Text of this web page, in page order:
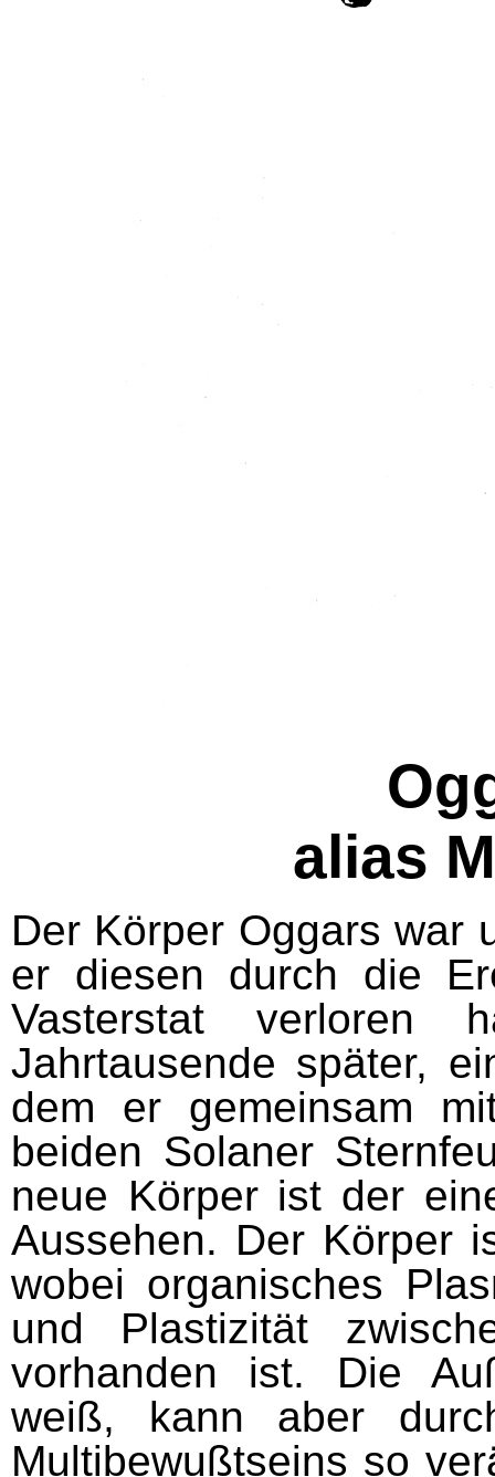
alias
Der Körper Oggars war
er diesen durch die
Vasterstat
Jahrtausende später,
dem er gemeinsam
beiden Solaner
neue Körper ist der
Aussehen. Der Körper
wobei organi­sches
und Plastizität
vorhanden ist. Die
weiß, kann aber
Multibewußtseins so